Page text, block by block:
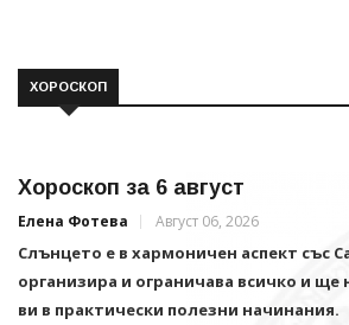
ХОРОСКОП
Хороскоп за 6 август
Елена Фотева Август 06, 2026
Слънцето е в хармоничен аспект със
организира и ограничава всичко и щe
ви в практически полезни начинания.